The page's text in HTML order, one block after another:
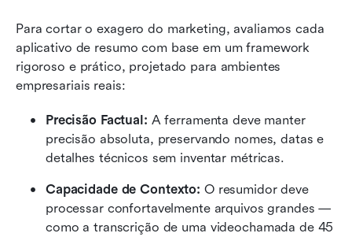
Para cortar o exagero do marketing, avaliamos cada
aplicativo de resumo com base em um framework
rigoroso e prático, projetado para ambientes
empresariais reais:
Precisão Factual: A ferramenta deve manter
precisão absoluta, preservando nomes, datas e
detalhes técnicos sem inventar métricas.
Capacidade de Contexto: O resumidor deve
processar confortavelmente arquivos grandes —
como a transcrição de uma videochamada de 45